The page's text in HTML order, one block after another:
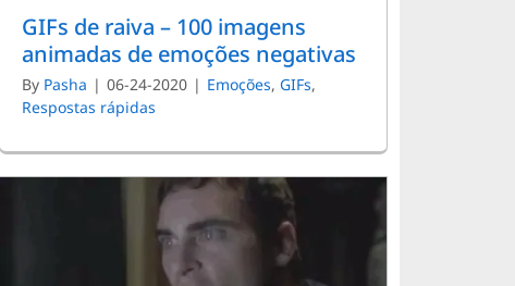
GIFs de raiva – 100 imagens
animadas de emoções negativas
By Pasha | 06-24-2020 | Emoções, GIFs,
Respostas rápidas